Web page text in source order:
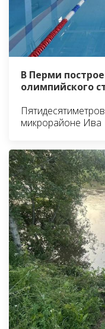
В Перми
олимпийского
микрорайоне Ива